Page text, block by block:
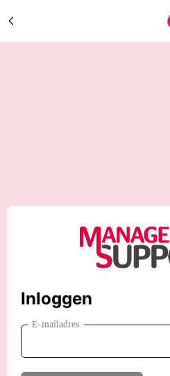
Inloggen
E-mailadres